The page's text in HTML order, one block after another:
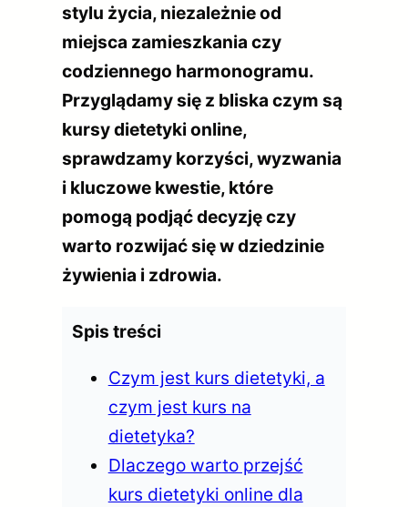
stylu życia, niezależnie od
miejsca zamieszkania czy
codziennego harmonogramu.
Przyglądamy się z bliska czym są
kursy dietetyki online,
sprawdzamy korzyści, wyzwania
i kluczowe kwestie, które
pomogą podjąć decyzję czy
warto rozwijać się w dziedzinie
żywienia i zdrowia.
Spis treści
Czym jest kurs dietetyki, a
czym jest kurs na
dietetyka?
Dlaczego warto przejść
kurs dietetyki online dla